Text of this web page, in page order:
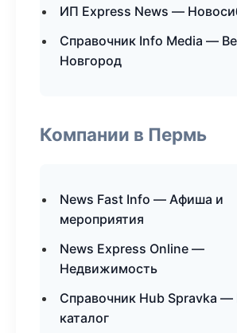
ИП Express News —
Справочник Info Media —
Новгород
Компании в Пермь
News Fast Info — Афиша и
мероприятия
News Express Online —
Недвижимость
Справочник Hub Spravka —
каталог